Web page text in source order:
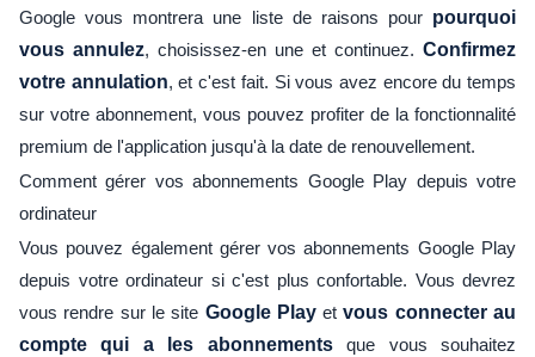
Google vous montrera une liste de raisons pour pourquoi
vous annulez, choisissez-en une et continuez. Confirmez
votre annulation, et c'est fait. Si vous avez encore du temps
sur votre abonnement, vous pouvez profiter de la fonctionnalité
premium de l'application jusqu'à la date de renouvellement.
Comment gérer vos abonnements Google Play depuis votre
ordinateur
Vous pouvez également gérer vos abonnements Google Play
depuis votre ordinateur si c'est plus confortable. Vous devrez
vous rendre sur le site Google Playetvous connecter au
compte qui a les abonnementsque vous souhaitez